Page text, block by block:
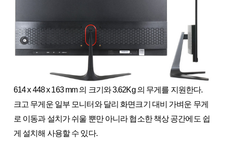
614 x 448 x 163 mm 의 크기와 3.62Kg 의 무게를 지원한다.
크고 무게운 일부 모니터와 달리 화면크기 대비 가벼운 무게
로 이동과 설치가 쉬울 뿐만 아니라 협소한 책상 공간에도 쉽
게 설치해 사용할 수 있다.